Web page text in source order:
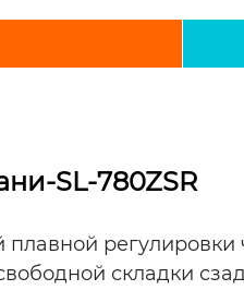
SL-780ZSR
регулировки
складки